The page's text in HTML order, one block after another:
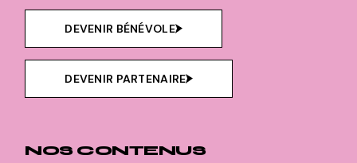
DEVENIR BÉNÉVOLE
DEVENIR PARTENAIRE
NOS CONTENUS